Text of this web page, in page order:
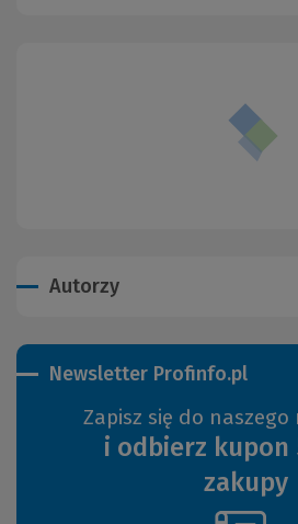
Autorzy
Newsletter Profinfo.pl
Zapisz się do
i odbierz kupon
zakupy